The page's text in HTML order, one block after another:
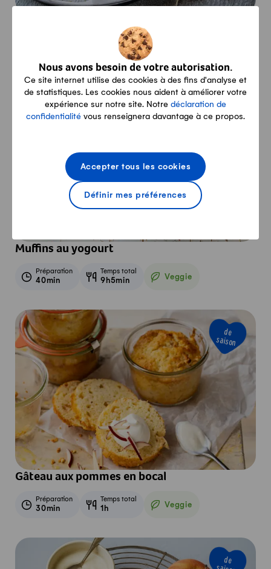
Nous avons besoin de votre autorisation.
Ce site internet utilise des cookies à des fins d'analyse et
de statistiques. Les cookies nous aident à améliorer votre
expérience sur notre site. Notre déclaration de
confidentialité vous renseignera davantage à ce propos.
Définir mes préférences
Accepter tous les cookies
Temps total
40min Veggie
de
saison
Muffins au yogourt
Préparation
40min
Temps total
9h5min Veggie
Veggie
de
saison
Gâteau aux pommes en bocal
Préparation
30min
Temps total
1h Veggie
Veggie
de